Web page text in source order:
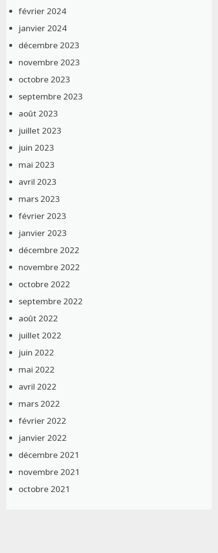
février 2024
janvier 2024
décembre 2023
novembre 2023
octobre 2023
septembre 2023
août 2023
juillet 2023
juin 2023
mai 2023
avril 2023
mars 2023
février 2023
janvier 2023
décembre 2022
novembre 2022
octobre 2022
septembre 2022
août 2022
juillet 2022
juin 2022
mai 2022
avril 2022
mars 2022
février 2022
janvier 2022
décembre 2021
novembre 2021
octobre 2021